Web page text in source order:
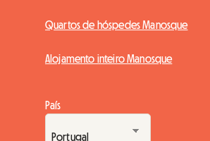
Quartos de hóspedes Manosque
Alojamento inteiro Manosque
País